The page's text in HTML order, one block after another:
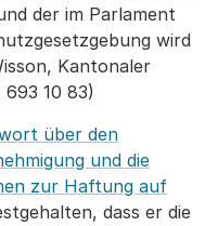
der im Parlament
wird
Kantonaler
10 83)
über den
und die
zur Haftung auf
dass er die